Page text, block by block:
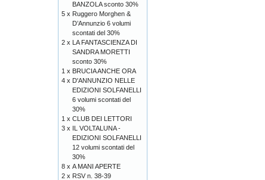
BANZOLA sconto 30%
5 x Ruggero Morghen &
D’Annunzio 6 volumi
scontati del 30%
2 x LA FANTASCIENZA DI
SANDRA MORETTI
sconto 30%
1 x BRUCIA ANCHE ORA
4 x D'ANNUNZIO NELLE
EDIZIONI SOLFANELLI
6 volumi scontati del
30%
1 x CLUB DEI LETTORI
3 x IL VOLTALUNA -
EDIZIONI SOLFANELLI
12 volumi scontati del
30%
8 x A MANI APERTE
2 x RSV n. 38-39